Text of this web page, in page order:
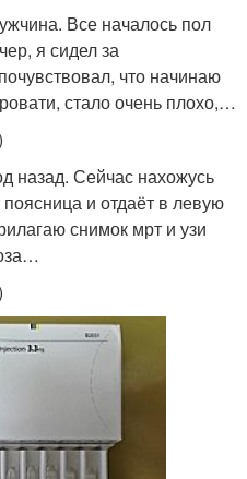
Все началось пол
я сидел за
что начинаю
стало очень плохо,…
назад. Сейчас нахожусь
и отдаёт в левую
снимок мрт и узи